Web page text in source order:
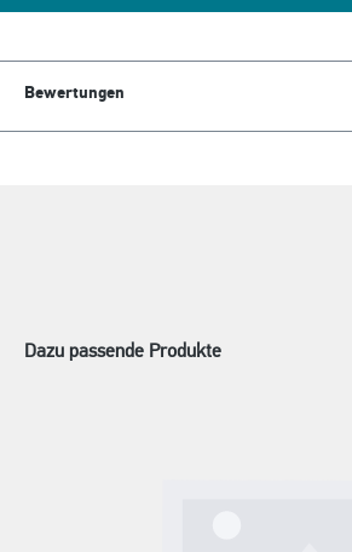
Bewertungen
Dazu passende Produkte